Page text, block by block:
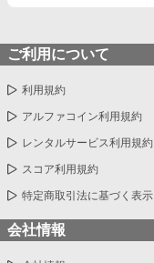
ご利用について
利用規約
アルファコイン利用規約
レンタルサービス利用規約
スコア利用規約
特定商取引法に基づく表示
会社情報